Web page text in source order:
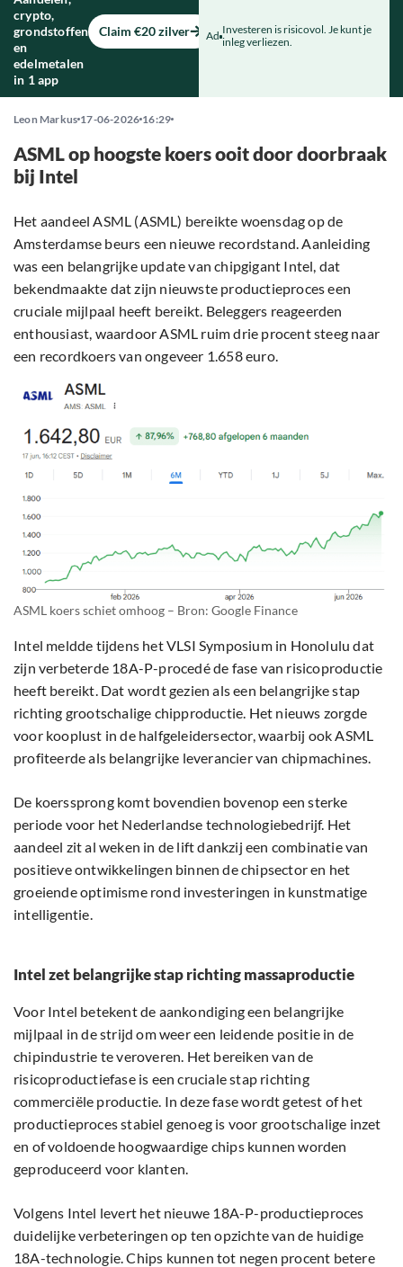
crypto,
grondstoffen
en
edelmetalen
in 1 app
Claim €20 zilver Ad Investeren is risicovol. Je kunt je
inleg verliezen.
Leon Markus 17-06-2026 16:29
ASML op hoogste koers ooit door doorbraak
bij Intel
Het aandeel ASML (ASML) bereikte woensdag op de
Amsterdamse beurs een nieuwe recordstand. Aanleiding
was een belangrijke update van chipgigant Intel, dat
bekendmaakte dat zijn nieuwste productieproces een
cruciale mijlpaal heeft bereikt. Beleggers reageerden
enthousiast, waardoor ASML ruim drie procent steeg naar
een recordkoers van ongeveer 1.658 euro.
ASML koers schiet omhoog – Bron: Google Finance
Intel meldde tijdens het VLSI Symposium in Honolulu dat
zijn verbeterde 18A-P-procedé de fase van risicoproductie
heeft bereikt. Dat wordt gezien als een belangrijke stap
richting grootschalige chipproductie. Het nieuws zorgde
voor kooplust in de halfgeleidersector, waarbij ook ASML
profiteerde als belangrijke leverancier van chipmachines.
De koerssprong komt bovendien bovenop een sterke
periode voor het Nederlandse technologiebedrijf. Het
aandeel zit al weken in de lift dankzij een combinatie van
positieve ontwikkelingen binnen de chipsector en het
groeiende optimisme rond investeringen in kunstmatige
intelligentie.
Intel zet belangrijke stap richting massaproductie
Voor Intel betekent de aankondiging een belangrijke
mijlpaal in de strijd om weer een leidende positie in de
chipindustrie te veroveren. Het bereiken van de
risicoproductiefase is een cruciale stap richting
commerciële productie. In deze fase wordt getest of het
productieproces stabiel genoeg is voor grootschalige inzet
en of voldoende hoogwaardige chips kunnen worden
geproduceerd voor klanten.
Volgens Intel levert het nieuwe 18A-P-productieproces
duidelijke verbeteringen op ten opzichte van de huidige
18A-technologie. Chips kunnen tot negen procent betere